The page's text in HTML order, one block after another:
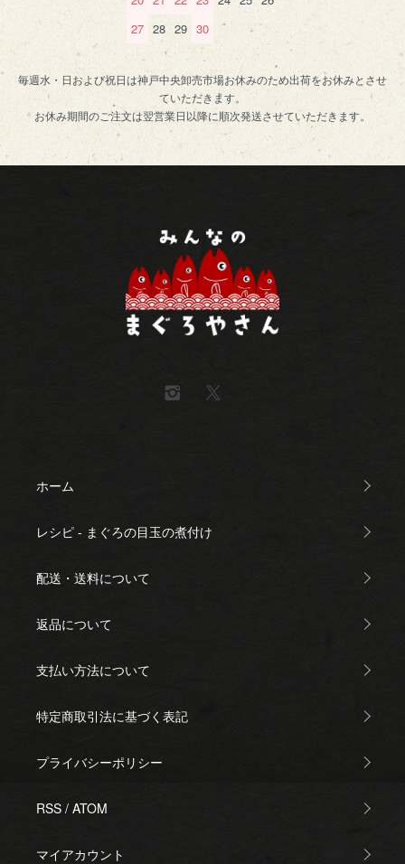
27 28 29 30
毎週水・日および祝日は神戸中央卸売市場お休みのため出荷をお休みとさせ
ていただきます。
お休み期間のご注文は翌営業日以降に順次発送させていただきます。
ホーム
レシピ - まぐろの目玉の煮付け
配送・送料について
返品について
支払い方法について
特定商取引法に基づく表記
プライバシーポリシー
RSS / ATOM
マイアカウント